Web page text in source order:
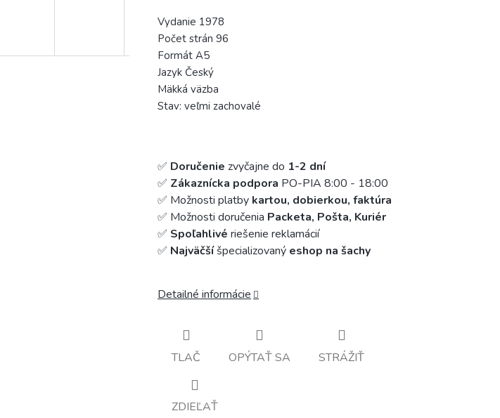
Vydanie 1978
Počet strán 96
Formát A5
Jazyk Český
Mäkká väzba
Stav: veľmi zachovalé
✅ Doručenie zvyčajne do 1-2 dní
✅ Zákaznícka podpora PO-PIA 8:00 - 18:00
✅ Možnosti platby kartou, dobierkou, faktúra
✅ Možnosti doručenia Packeta, Pošta, Kuriér
✅ Spoľahlivé riešenie reklamácií
✅ Najväčšíšpecializovaný eshop na šachy
Detailné informácie
TLAČ OPÝTAŤ SA STRÁŽIŤ
ZDIEĽAŤ